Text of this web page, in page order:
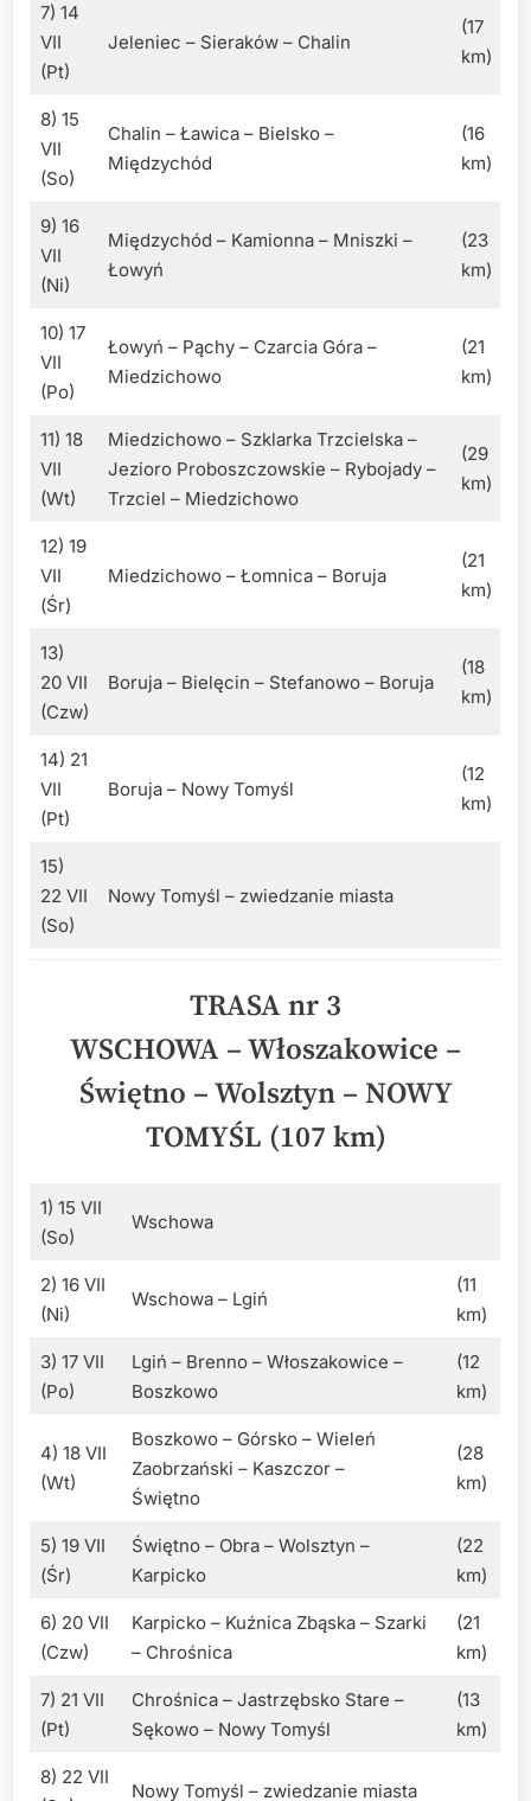
7) 14
VII
(Pt)
Jeleniec – Sieraków – Chalin
(17
km)
8) 15
VII
(So)
Chalin – Ławica – Bielsko –
Międzychód
(16
km)
9) 16
VII
(Ni)
Międzychód – Kamionna – Mniszki –
Łowyń
(23
km)
10) 17
VII
(Po)
Łowyń – Pąchy – Czarcia Góra –
Miedzichowo
(21
km)
11) 18
VII
(Wt)
Miedzichowo – Szklarka Trzcielska –
Jezioro Proboszczowskie – Rybojady –
Trzciel – Miedzichowo
(29
km)
12) 19
VII
(Śr)
Miedzichowo – Łomnica – Boruja
(21
km)
13)
20 VII
(Czw)
Boruja – Bielęcin – Stefanowo – Boruja
(18
km)
14) 21
VII
(Pt)
Boruja – Nowy Tomyśl
(12
km)
15)
22 VII
(So)
Nowy Tomyśl – zwiedzanie miasta
TRASA nr 3
WSCHOWA – Włoszakowice –
Świętno – Wolsztyn – NOWY
TOMYŚL (107 km)
1) 15 VII
(So)
Wschowa
2) 16 VII
(Ni)
Wschowa – Lgiń
(11
km)
3) 17 VII
(Po)
Lgiń – Brenno – Włoszakowice –
Boszkowo
(12
km)
4) 18 VII
(Wt)
Boszkowo – Górsko – Wieleń
Zaobrzański – Kaszczor –
Świętno
(28
km)
5) 19 VII
(Śr)
Świętno – Obra – Wolsztyn –
Karpicko
(22
km)
6) 20 VII
(Czw)
Karpicko – Kuźnica Zbąska – Szarki
– Chrośnica
(21
km)
7) 21 VII
(Pt)
Chrośnica – Jastrzębsko Stare –
Sękowo – Nowy Tomyśl
(13
km)
8) 22 VII
Nowy Tomyśl – zwiedzanie miasta